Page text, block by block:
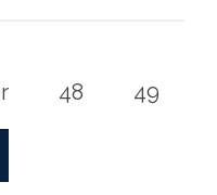
48 49